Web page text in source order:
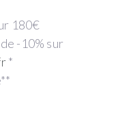
180€
de -10% sur
*